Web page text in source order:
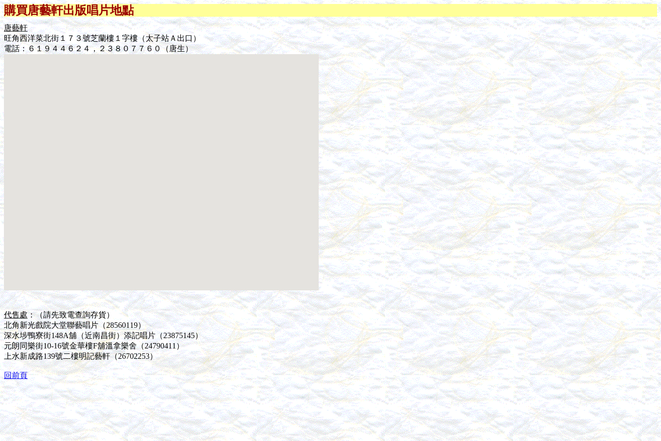
購買唐藝軒出版唱片地點
唐藝軒
旺角西洋菜北街１７３號芝蘭樓１字樓（太子站Ａ出口）
電話：６１９４４６２４，２３８０７７６０（唐生）
代售處：（請先致電查詢存貨）
北角新光戲院大堂聯藝唱片（28560119）
深水埗鴨寮街148A舖（近南昌街）添記唱片（23875145）
元朗同樂街10-16號金華樓F舖溫拿樂舍（24790411）
上水新成路139號二樓明記藝軒（26702253）
回前頁